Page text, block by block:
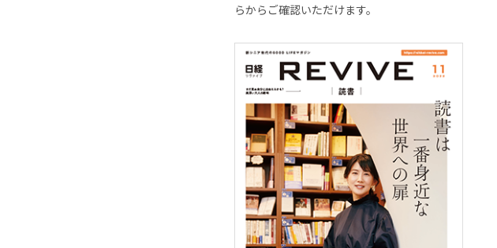
らからご確認いただけます。